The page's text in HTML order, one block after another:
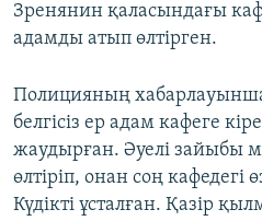
Зренянин қаласындағы
адамды атып өлтірген.
Полицияның
белгісіз ер адам кафеге
жаудырған. Әуелі зайыбы
өлтіріп, онан соң кафедегі
Күдікті ұсталған. Қазір